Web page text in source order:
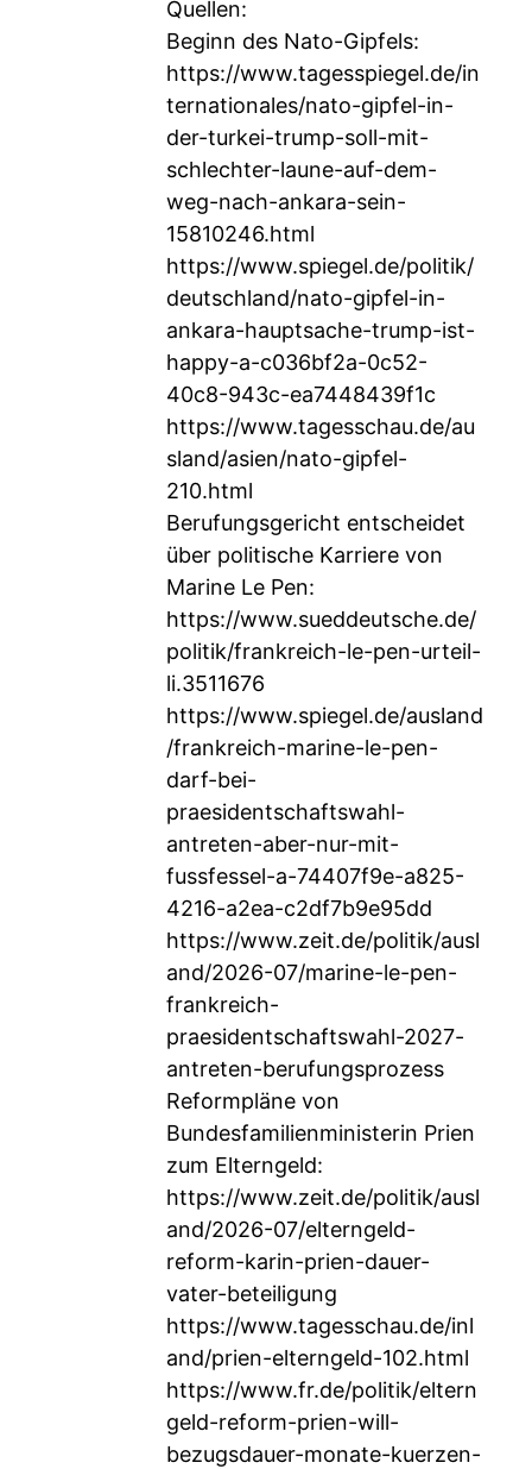
Quellen:
Beginn des Nato-Gipfels:
https://www.tagesspiegel.de/in
ternationales/nato-gipfel-in-
der-turkei-trump-soll-mit-
schlechter-laune-auf-dem-
weg-nach-ankara-sein-
15810246.html
https://www.spiegel.de/politik/
deutschland/nato-gipfel-in-
ankara-hauptsache-trump-ist-
happy-a-c036bf2a-0c52-
40c8-943c-ea7448439f1c
https://www.tagesschau.de/au
sland/asien/nato-gipfel-
210.html
Berufungsgericht entscheidet
über politische Karriere von
Marine Le Pen:
https://www.sueddeutsche.de/
politik/frankreich-le-pen-urteil-
li.3511676
https://www.spiegel.de/ausland
/frankreich-marine-le-pen-
darf-bei-
praesidentschaftswahl-
antreten-aber-nur-mit-
fussfessel-a-74407f9e-a825-
4216-a2ea-c2df7b9e95dd
https://www.zeit.de/politik/ausl
and/2026-07/marine-le-pen-
frankreich-
praesidentschaftswahl-2027-
antreten-berufungsprozess
Reformpläne von
Bundesfamilienministerin Prien
zum Elterngeld:
https://www.zeit.de/politik/ausl
and/2026-07/elterngeld-
reform-karin-prien-dauer-
vater-beteiligung
https://www.tagesschau.de/inl
and/prien-elterngeld-102.html
https://www.fr.de/politik/eltern
geld-reform-prien-will-
bezugsdauer-monate-kuerzen-